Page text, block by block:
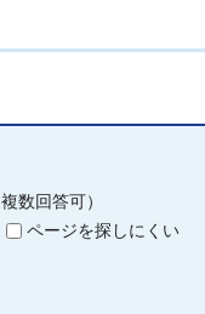
数回答可）
ページを探しにくい